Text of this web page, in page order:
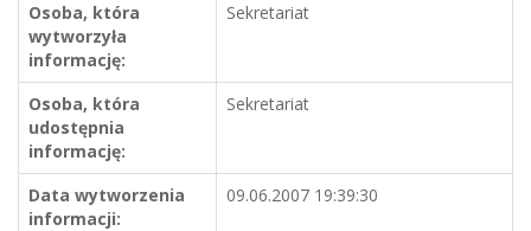
Osoba, która
wytworzyła
informację:
Sekretariat
Osoba, która
udostępnia
informację:
Sekretariat
Data wytworzenia
informacji:
09.06.2007 19:39:30